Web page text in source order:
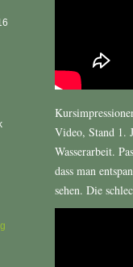
Video, Stand 1.
Wasserarbeit.
dass man
sehen. Die